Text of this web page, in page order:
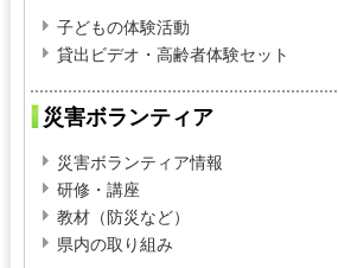
子どもの体験活動
貸出ビデオ・高齢者体験セット
災害ボランティア
災害ボランティア情報
研修・講座
教材（防災など）
県内の取り組み